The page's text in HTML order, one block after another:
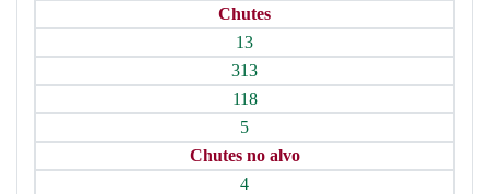
Chutes
13
313
118
5
Chutes no alvo
4